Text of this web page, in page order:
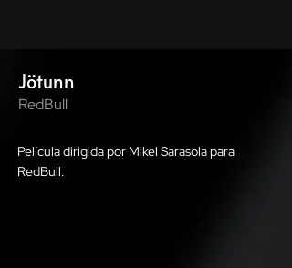
Jötunn
RedBull
Película dirigida por Mikel Sarasola para
RedBull.